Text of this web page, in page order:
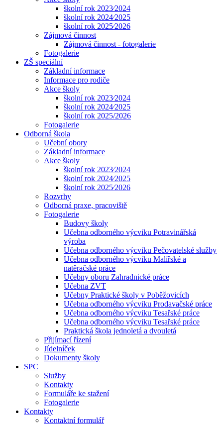
školní rok 2023⁄2024
školní rok 2024⁄2025
školní rok 2025⁄2026
Zájmová činnost
Zájmová činnost - fotogalerie
Fotogalerie
ZŠ speciální
Základní informace
Informace pro rodiče
Akce školy
školní rok 2023⁄2024
školní rok 2024⁄2025
školní rok 2025/2026
Fotogalerie
Odborná škola
Učební obory
Základní informace
Akce školy
školní rok 2023⁄2024
školní rok 2024⁄2025
školní rok 2025⁄2026
Rozvrhy
Odborná praxe, pracoviště
Fotogalerie
Budovy školy
Učebna odborného výcviku Potravinářská
výroba
Učebna odborného výcviku Pečovatelské služby
Učebna odborného výcviku Malířské a
natěračské práce
Učebny oboru Zahradnické práce
Učebna ZVT
Učebny Praktické školy v Poběžovicích
Učebna odborného výcviku Prodavačské práce
Učebna odborného výcviku Tesařské práce
Učebna odborného výcviku Tesařské práce
Praktická škola jednoletá a dvouletá
Přijímací řízení
Jídelníček
Dokumenty školy
SPC
Služby
Kontakty
Formuláře ke stažení
Fotogalerie
Kontakty
Kontaktní formulář